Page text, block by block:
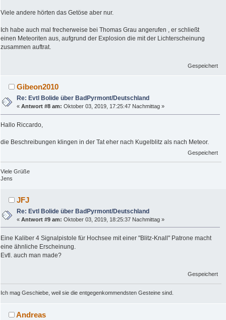
Viele andere hörten das Getöse aber nur.
Ich habe auch mal frecherweise bei Thomas Grau angerufen , er schließt
einen Meteoriten aus, aufgrund der Explosion die mit der Lichterscheinung
zusammen auftrat.
Gespeichert
Gibeon2010
Re: Evtl Bolide über BadPyrmont/Deutschland
«Antwort #8 am: Oktober 03, 2019, 17:25:47 Nachmittag »
Hallo Riccardo,
die Beschreibungen klingen in der Tat eher nach Kugelblitz als nach Meteor.
Gespeichert
Viele Grüße
Jens
JFJ
Re: Evtl Bolide über BadPyrmont/Deutschland
«Antwort #9 am: Oktober 03, 2019, 18:25:37 Nachmittag »
Eine Kaliber 4 Signalpistole für Hochsee mit einer "Blitz-Knall" Patrone macht
eine ähnliche Erscheinung.
Evtl. auch man made?
Gespeichert
Ich mag Geschiebe, weil sie die entgegenkommendsten Gesteine sind.
Andreas